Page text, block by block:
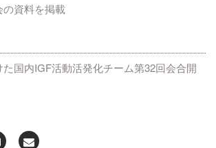
の資料を掲載
た国内IGF活動活発化チーム第32回会合開